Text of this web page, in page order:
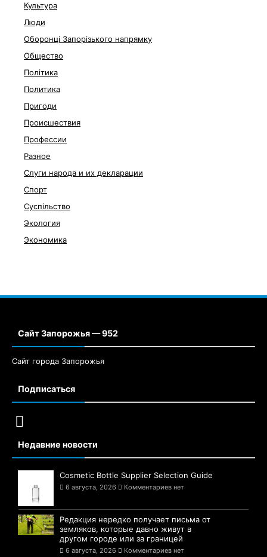
Культура
Люди
Оборонці Запорізького напрямку
Общество
Політика
Политика
Пригоди
Происшествия
Профессии
Разное
Слуги народа и их декларации
Спорт
Суспільство
Экология
Экономика
Сайт Запорожья — 952
Сайт города Запорожья
Подписаться
Недавние новости
Cosmetic Bottle Supplier Selection Guide
6 августа, 2026 Комментариев нет
Редакция нередко получает письма от
земляков, которые давно живут в
другом городе или за границей
6 августа, 2026 Комментариев нет